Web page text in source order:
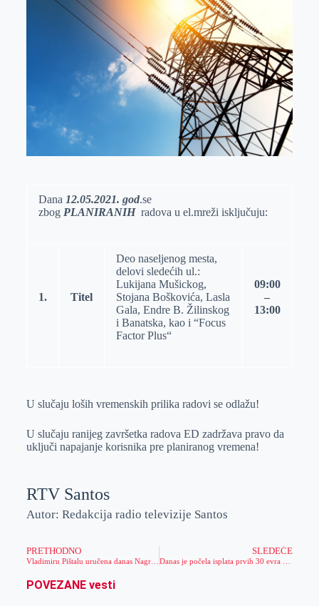
Dana 12.05.2021. god.se
zbog PLANIRANIHradova u el.mreži isključuju:
1. Titel
Deo naseljenog mesta,
delovi sledećih ul.:
Lukijana Mušickog,
Stojana Boškovića, Lasla
Gala, Endre B. Žilinskog
i Banatska, kao i “Focus
Factor Plus“
09:00
–
13:00
U slučaju loših vremenskih prilika radovi se odlažu!
U slučaju ranijeg završetka radova ED zadržava pravo da
uključi napajanje korisnika pre planiranog vremena!
RTV Santos
Autor: Redakcija radio televizije Santos
PRETHODNO
Vladimiru Pištalu uručena danas Nagrada za moderni umetnički senzibilitet Fonda „Todor Manojlović“
SLEDEĆE
POVEZANE vesti